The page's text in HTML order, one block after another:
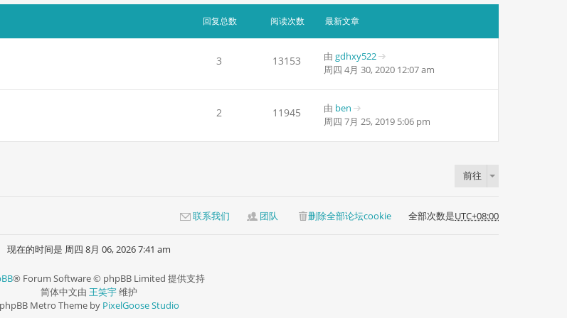
子
回复总数 阅读次数 最新文章
3 13153 由 gdhxy522
查
最
帖
周四 4月 30, 2020 12:07 am
2 11945 由 ben
查
最
周四 7月 25, 2019 5:06 pm
前往
全部次数是UTC+08:00
删除全部论坛cookie
团队
联系我们
现在的时间是 周四 8月 06, 2026 7:41 am
® Forum Software © phpBB Limited 提供支持
简体中文由 王笑宇维护
phpBB Metro Theme by PixelGoose Studio